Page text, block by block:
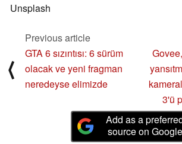
Unsplash
⟨
Previous article
GTA 6 sızıntısı: 6 sürüm
olacak ve yeni fragman
neredeyse elimizde
3'ü
Add as a
source on Google